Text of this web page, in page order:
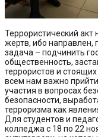
Террористический акт
жертв, ибо направлен,
задача – подчинить
общественность,
террористов и
всем нам важно
участия в вопросах
безопасности,
терроризма как
Для студентов и
колледжа с 18 по 22